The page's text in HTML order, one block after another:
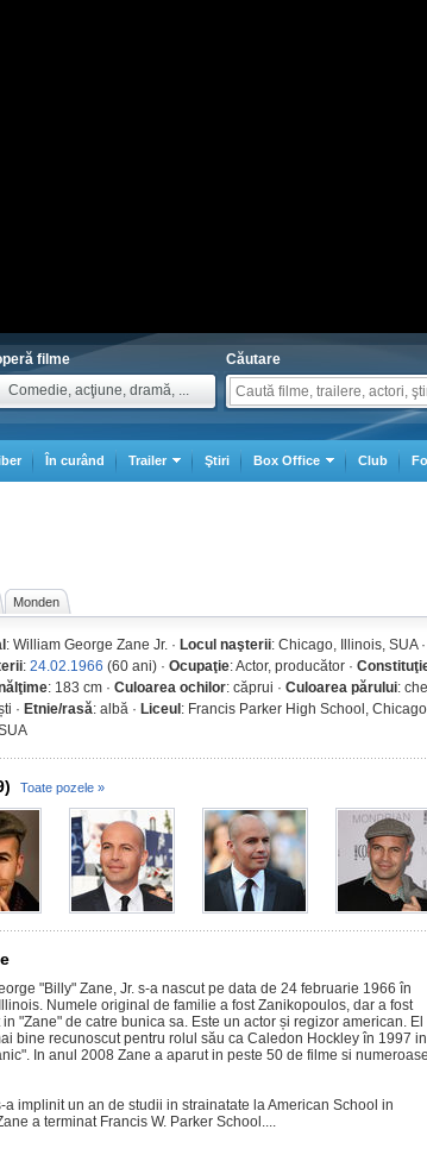
filme
Comedie, acţiune, dramă, ...
Căutare
În curând Trailer Ştiri Box Office Club
Monden
: William George Zane Jr. · Locul naşterii: Chicago, Illinois, SUA ·
: 24.02.1966 (60 ani) · Ocupaţie: Actor, producător ·
: 183 cm · Culoarea ochilor: căprui · Culoarea părului:
· Etnie/rasă: albă · Liceul : Francis Parker High School,
Toate pozele »
"Billy" Zane, Jr. s-a nascut pe data de 24 februarie 1966 în
Numele original de familie a fost Zanikopoulos, dar a fost
"Zane" de catre bunica sa. Este un actor și regizor american. El
bine recunoscut pentru rolul său ca Caledon Hockley în 1997 in
In anul 2008 Zane a aparut in peste 50 de filme si numeroase
a implinit un an de studii in strainatate la American School in
a terminat Francis W. Parker School....